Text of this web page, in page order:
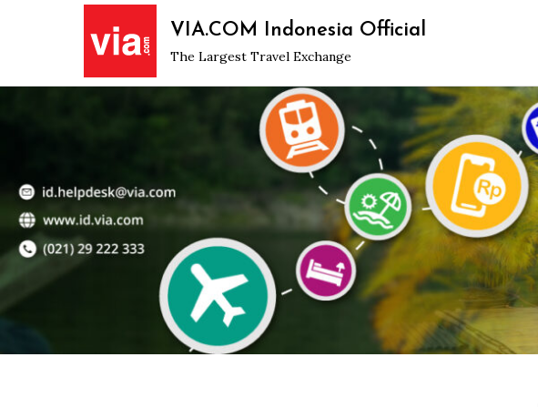
VIA.COM Indonesia Official
The Largest Travel Exchange